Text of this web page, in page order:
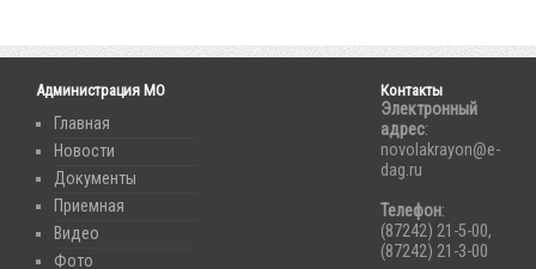
Администрация МО
Главная
Новости
Документы
Приемная
Видео
Фото
Контакты
Электронный
адрес:
novolakrayon@e-
dag.ru
Телефон:
(87242) 21-5-00,
(87242) 21-3-00